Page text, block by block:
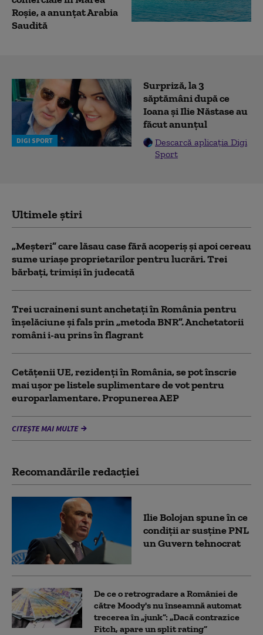
Roșie, a anunțat Arabia
Saudită
DIGI SPORT
Surpriză, la 3
săptămâni după ce
Ioana și Ilie Năstase au
făcut anunțul
Descarcă aplicația Digi
Sport
Ultimele știri
„Meșteri” care lăsau case fără acoperiș și apoi cereau
sume uriașe proprietarilor pentru lucrări. Trei
bărbați, trimiși în judecată
Trei ucraineni sunt anchetaţi în România pentru
înşelăciune și fals prin „metoda BNR”. Anchetatorii
români i-au prins în flagrant
Cetățenii UE, rezidenți în România, se pot înscrie
mai ușor pe listele suplimentare de vot pentru
europarlamentare. Propunerea AEP
CITEȘTE MAI MULTE
Recomandările redacţiei
Ilie Bolojan spune în ce
condiții ar susține PNL
un Guvern tehnocrat
De ce o retrogradare a României de
către Moody's nu înseamnă automat
trecerea în „junk”: „Dacă contrazice
Fitch, apare un split rating”